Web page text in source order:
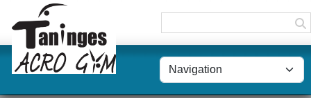
Panneau de gestion des cookies